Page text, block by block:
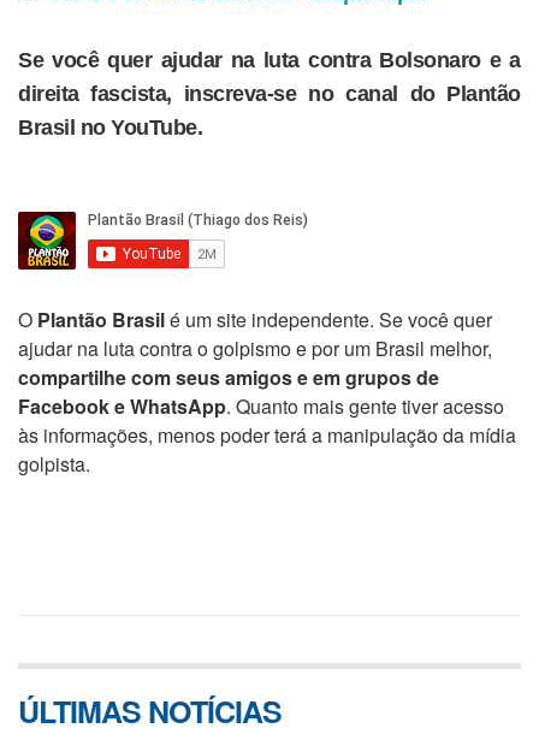
Se você quer ajudar na luta contra Bolsonaro e a
direita fascista, inscreva-se no canal do Plantão
Brasil no YouTube.
O Plantão Brasilé um site independente. Se você quer
ajudar na luta contra o golpismo e por um Brasil melhor,
compartilhe com seus amigos e em grupos de
Facebook e WhatsApp. Quanto mais gente tiver acesso
às informações, menos poder terá a manipulação da mídia
golpista.
ÚLTIMAS NOTÍCIAS